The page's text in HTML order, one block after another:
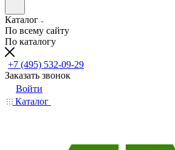
Каталог
По всему сайту
По каталогу
+7 (495) 532-09-29
Заказать звонок
Войти
Каталог